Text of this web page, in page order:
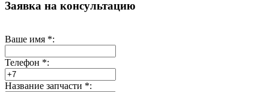
Заявка на консультацию
Ваше имя *:
Телефон *:
Название запчасти *: